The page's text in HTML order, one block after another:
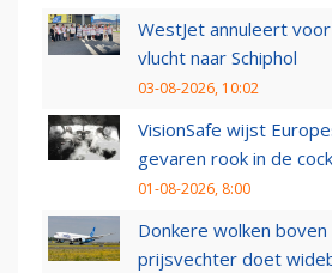
WestJet annuleert
vlucht naar Schiphol
03-08-2026, 10:02
VisionSafe wijst
gevaren rook in de
01-08-2026, 8:00
Donkere wolken boven
prijsvechter doet